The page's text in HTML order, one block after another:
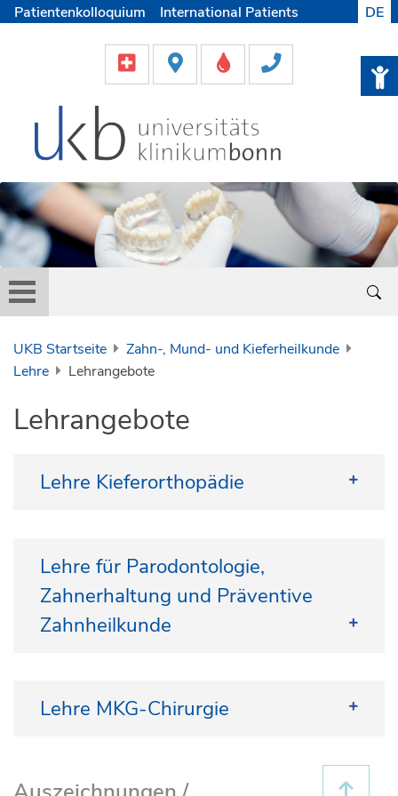
Patientenkolloquium
International Patients
Helfen & Spenden
Medien
DE
UKB Startseite
Zahn-, Mund- und Kieferheilkunde
Lehre
Lehrangebote
Lehrangebote
Lehre Kieferorthopädie
Kurs der
kieferorthopädischen
Propädeutik (Technik)
ZÄ Friederike Fritz (stellv. Kursleiterin)
Lehre für Parodontologie,
Zahnerhaltung und Präventive
Zahnheilkunde
Lehre MKG-Chirurgie